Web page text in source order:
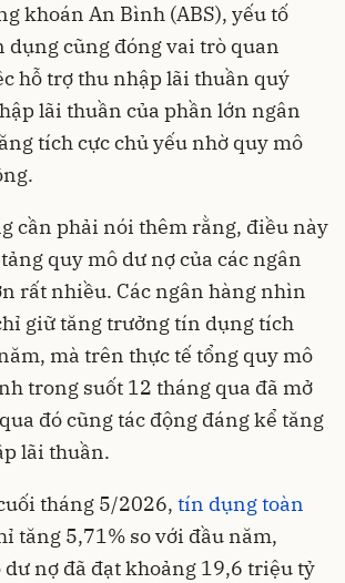
khoán An Bình (ABS), yếu tố
cũng đóng vai trò quan
hỗ trợ thu nhập lãi thuần quý
lãi thuần của phần lớn ngân
tích cực chủ yếu nhờ quy mô
.
cần phải nói thêm rằng, điều này
quy mô dư nợ của các ngân
rất nhiều. Các ngân hàng nhìn
giữ tăng trưởng tín dụng tích
mà trên thực tế tổng quy mô
trong suốt 12 tháng qua đã mở
đó cũng tác động đáng kể tăng
lãi thuần.
tháng 5/2026, tín dụng toàn
tăng 5,71% so với đầu năm,
nợ đã đạt khoảng 19,6 triệu tỷ